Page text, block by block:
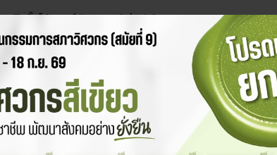
เปิดบิ๊กโปรเจกต์ “คมนาคม” ทุ่ม 1.9...
26 เมษายน 2026